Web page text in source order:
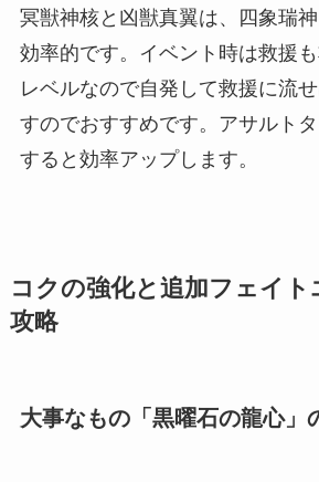
冥獣神核と凶獣真翼は、四象瑞
効率的です。イベント時は救援
レベルなので自発して救援に流
すのでおすすめです。アサルト
すると効率アップします。
コクの強化と追加フェイ
攻略
大事なもの「黒曜石の龍心」